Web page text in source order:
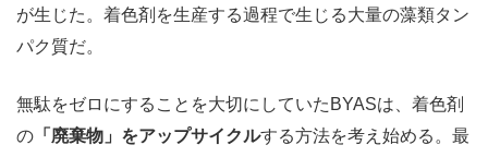
が生じた。着色剤を生産する過程で生じる大量の藻類タン
パク質だ。
無駄をゼロにすることを大切にしていたBYASは、着色剤
の 「廃棄物」をアップサイクルする方法を考え始める。最